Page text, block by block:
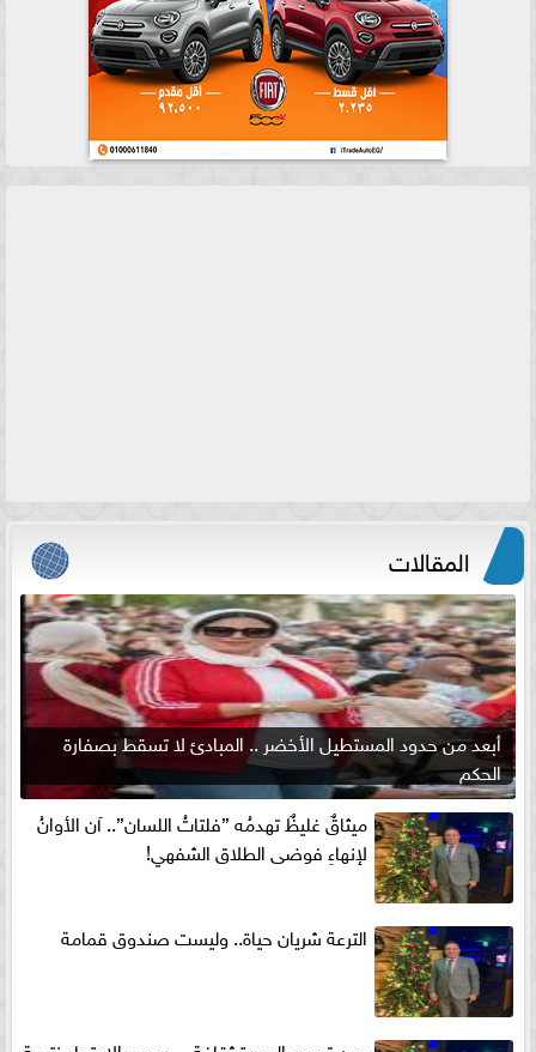
المقالات
أبعد من حدود المستطيل الأخضر .. المبادئ لا تسقط بصفارة
الحكم
ميثاقٌ غليظٌ تهدمُه ”فلتاتُ اللسان”.. آن الأوانُ
لإنهاءِ فوضى الطلاق الشفهي!
الترعة شريان حياة.. وليست صندوق قمامة